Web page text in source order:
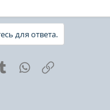
для ответа.
Tumblr WhatsApp